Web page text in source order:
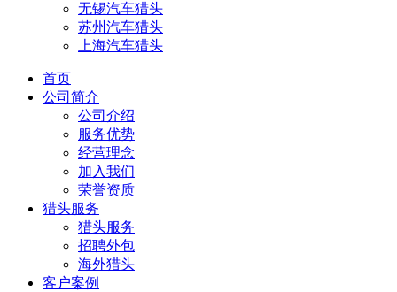
无锡汽车猎头
苏州汽车猎头
上海汽车猎头
首页
公司简介
公司介绍
服务优势
经营理念
加入我们
荣誉资质
猎头服务
猎头服务
招聘外包
海外猎头
客户案例